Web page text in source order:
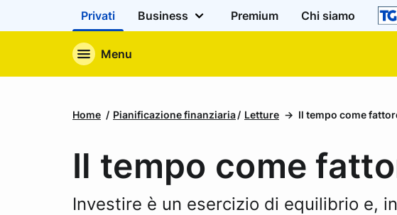
Privati Business Premium Chi siamo
Menu
Home Pianificazione finanziaria Letture Il tempo come
Il tempo come
Investire è un esercizio di equilibrio e,